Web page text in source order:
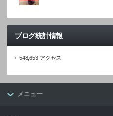
ブログ統計情報
548,653 アクセス
メニュー